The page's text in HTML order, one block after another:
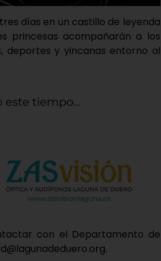
días en un castillo de leyenda
princesas acompañarán a los
deportes y yincanas entorno al
con el Departamento de